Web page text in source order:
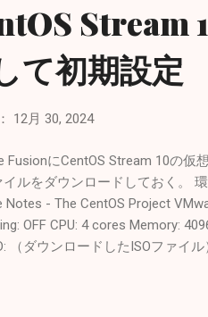
Stream
て初期設定
12月 30, 2024
FusionにCentOS Stream 10の仮
イルをダウンロードしておく。
Notes - The CentOS Project
OFF CPU: 4 cores Memory:
（ダウンロードしたISOファイル
１．初期設定 インスト